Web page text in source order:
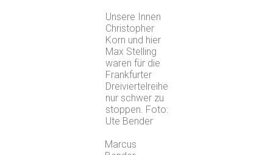
Unsere Innen
Christopher
Korn und hier
Max Stelling
waren für die
Frankfurter
Dreiviertelreihe
nur schwer zu
stoppen. Foto:
Ute Bender
Marcus